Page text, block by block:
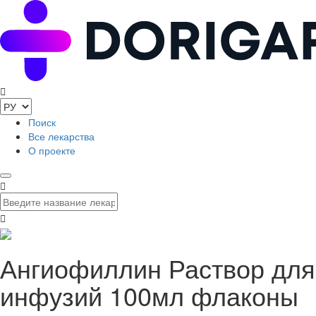
Поиск
Все лекарства
О проекте
Ангиофиллин Раствор для
инфузий 100мл флаконы